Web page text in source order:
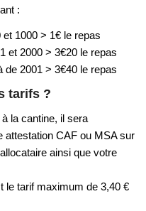
:
1000 > 1€ le repas
et 2000 > 3€20 le repas
de 2001 > 3€40 le repas
tarifs ?
la cantine, il sera
attestation CAF ou MSA sur
ainsi que votre
le tarif maximum de 3,40 €